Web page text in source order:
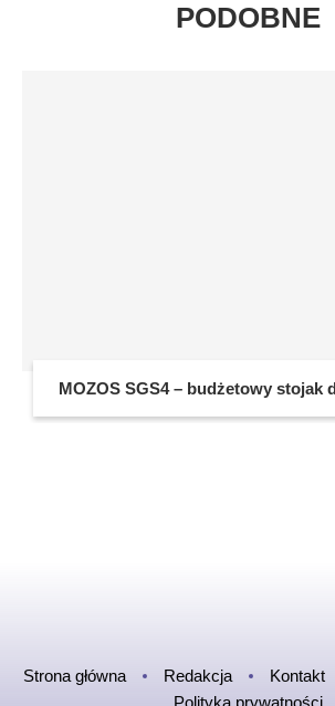
PODOBNE
MOZOS SGS4 – budżetowy stojak
Strona główna Redakcja Kontakt
Polityka prywatności